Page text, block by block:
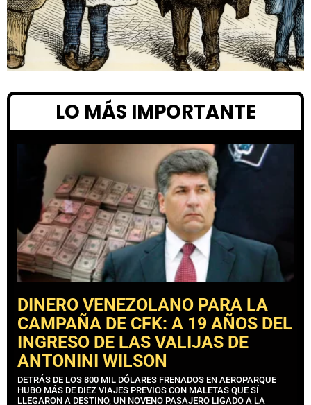
LO MÁS IMPORTANTE
DINERO VENEZOLANO PARA LA
CAMPAÑA DE CFK: A 19 AÑOS DEL
INGRESO DE LAS VALIJAS DE
ANTONINI WILSON
DETRÁS DE LOS 800 MIL DÓLARES FRENADOS EN AEROPARQUE
HUBO MÁS DE DIEZ VIAJES PREVIOS CON MALETAS QUE SÍ
LLEGARON A DESTINO, UN NOVENO PASAJERO LIGADO A LA